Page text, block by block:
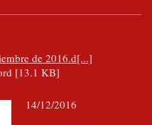
de 2016.d[...]
[13.1 KB]
14/12/2016